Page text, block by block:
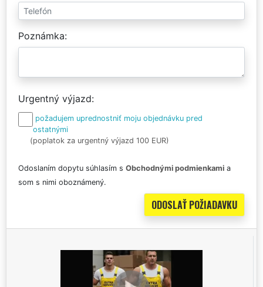
Poznámka
Urgentný výjazd
požadujem uprednostniť moju objednávku pred
ostatnými
(poplatok za urgentný výjazd 100 EUR)
Odoslaním dopytu súhlasím s Obchodnými podmienkami a
som s nimi oboznámený.